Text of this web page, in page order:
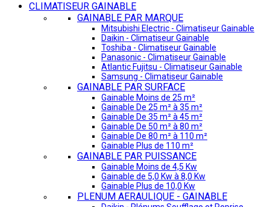
CLIMATISEUR GAINABLE
GAINABLE PAR MARQUE
Mitsubishi Electric - Climatiseur Gainable
Daikin - Climatiseur Gainable
Toshiba - Climatiseur Gainable
Panasonic - Climatiseur Gainable
Atlantic Fujitsu - Climatiseur Gainable
Samsung - Climatiseur Gainable
GAINABLE PAR SURFACE
Gainable Moins de 25 m²
Gainable De 25 m² à 35 m²
Gainable De 35 m² à 45 m²
Gainable De 50 m² à 80 m²
Gainable De 80 m² à 110 m²
Gainable Plus de 110 m²
GAINABLE PAR PUISSANCE
Gainable Moins de 4,5 Kw
Gainable de 5,0 Kw à 8,0 Kw
Gainable Plus de 10,0 Kw
PLENUM AERAULIQUE - GAINABLE